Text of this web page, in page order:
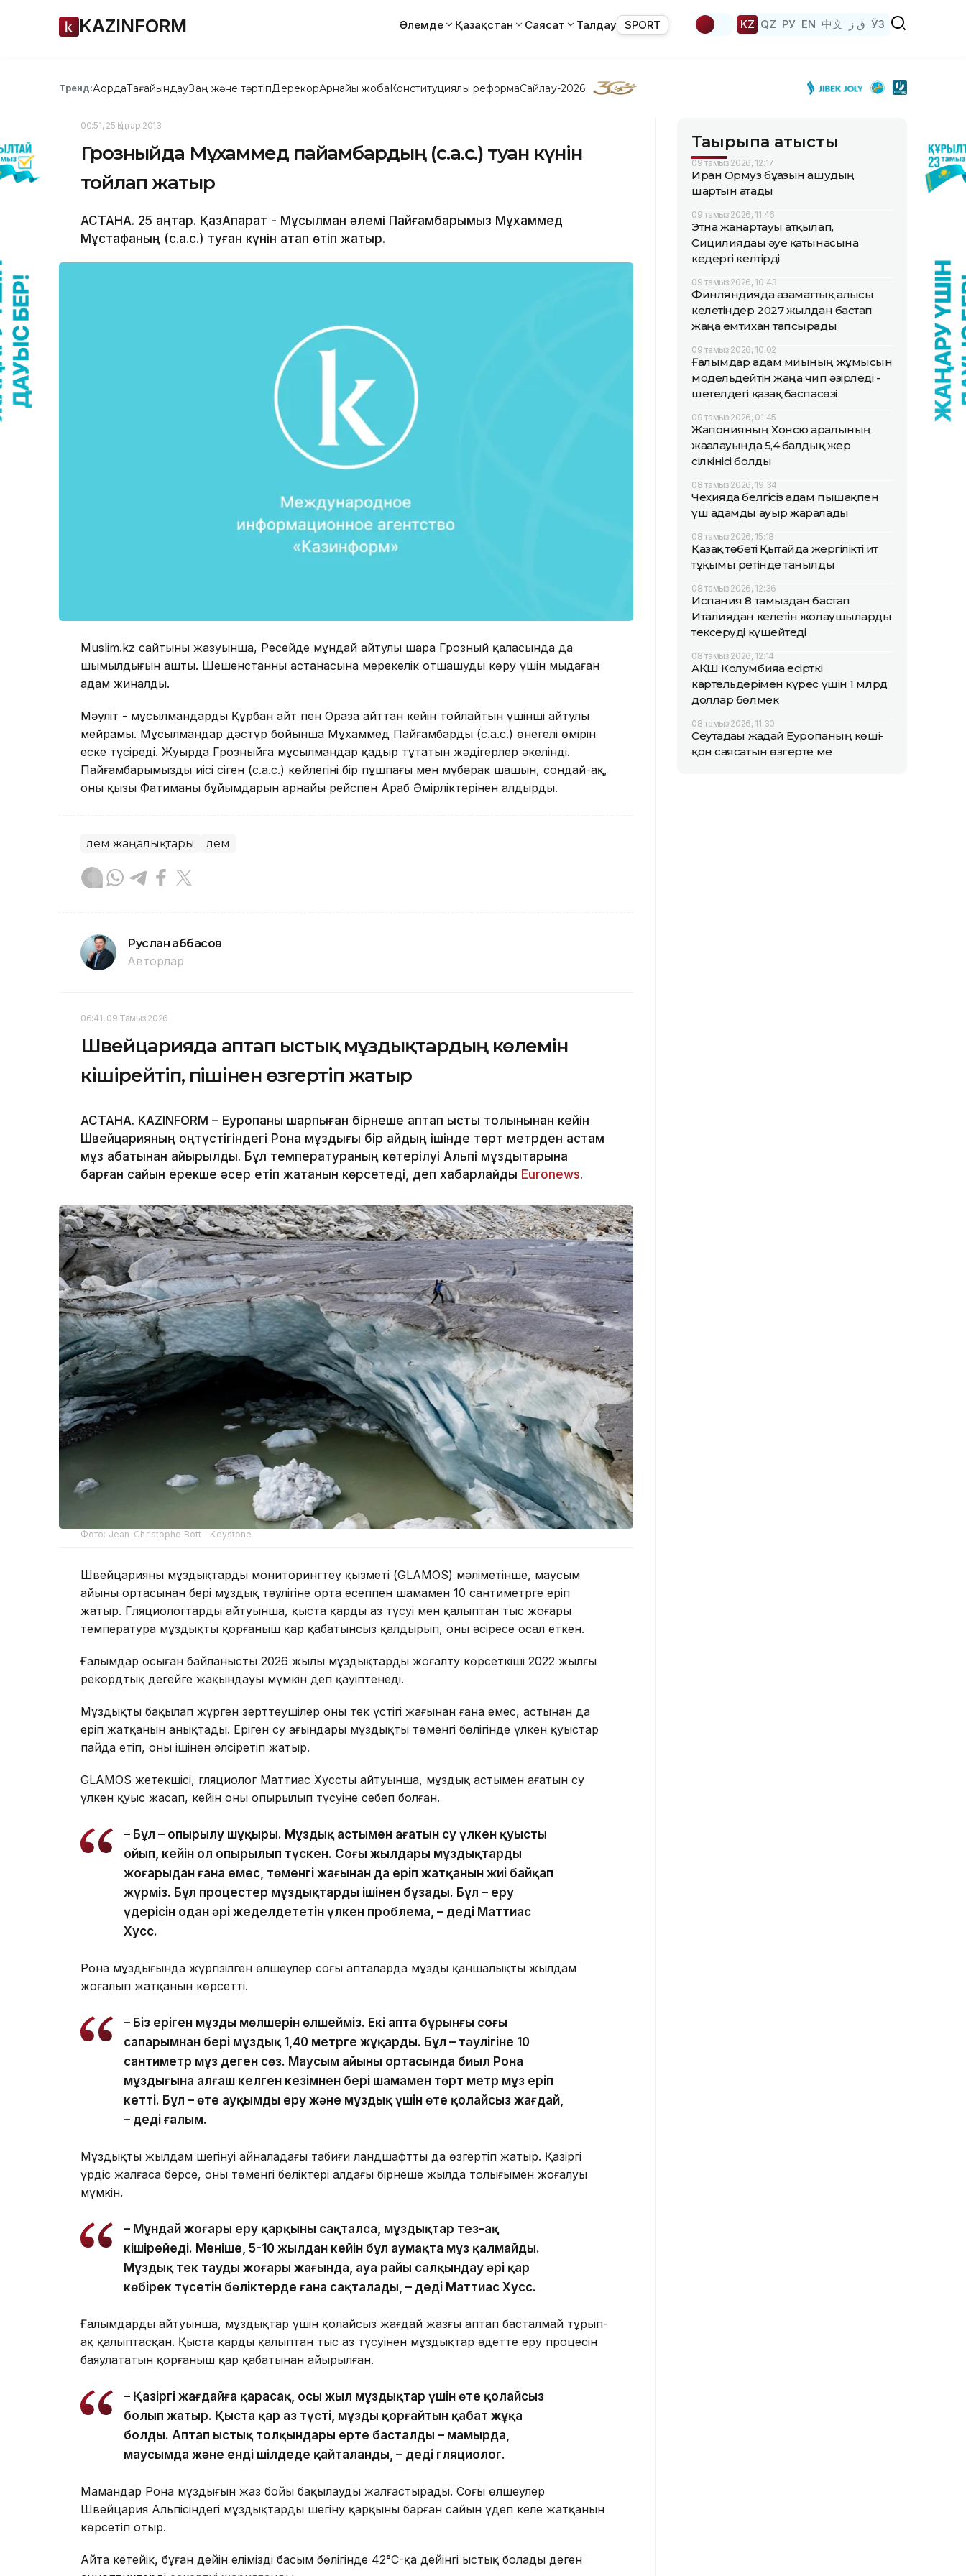
KAZINFORM Әлемде Қазақстан Саясат Талдау SPORT KZ QZ РУ EN 中文 ق ز ЎЗ
Тренд:АқордаТағайындауЗаң және тәртіпДерекқорАрнайы жобаКонституциялық реформаСайлау-2026
00:51, 25 Қаңтар 2013
Грозныйда Мұхаммед пайғамбардың (с.а.с.) туған күнін
тойлап жатыр
АСТАНА. 25 қаңтар. ҚазАқпарат - Мұсылман әлемі Пайғамбарымыз Мұхаммед
Мұстафаның (с.а.с.) туған күнін атап өтіп жатыр.
Мuslim.kz сайтының жазуынша, Ресейде мұндай айтулы шара Грозный қаласында да
шымылдығын ашты. Шешенстанның астанасына мерекелік отшашуды көру үшін мыңдаған
адам жиналды.
Мәуліт - мұсылмандардың Құрбан айт пен Ораза айттан кейін тойлайтын үшінші айтулы
мейрамы. Мұсылмандар дәстүр бойынша Мұхаммед Пайғамбардың (с.а.с.) өнегелі өмірін
еске түсіреді. Жуырда Грозныйға мұсылмандар қадыр тұтатын жәдігерлер әкелінді.
Пайғамбарымыздың иісі сіңген (с.а.с.) көйлегінің бір пұшпағы мен мүбәрак шашын, сондай-ақ,
оның қызы Фатиманың бұйымдарын арнайы рейспен Араб Әмірліктерінен алдырды.
Әлем жаңалықтары Әлем
Руслан Ғаббасов
Авторлар
06:41, 09 Тамыз 2026
Швейцарияда аптап ыстық мұздықтардың көлемін
кішірейтіп, пішінен өзгертіп жатыр
АСТАНА. KAZINFORM – Еуропаны шарпыған бірнеше аптап ыстық толқынынан кейін
Швейцарияның оңтүстігіндегі Рона мұздығы бір айдың ішінде төрт метрден астам
мұз қабатынан айырылды. Бұл температураның көтерілуі Альпі мұздықтарына
барған сайын ерекше әсер етіп жатқанын көрсетеді, деп хабарлайды Еuronews.
Фото: Jean-Christophe Bott - Keystone
Швейцарияның мұздықтарды мониторингтеу қызметі (GLAMOS) мәліметінше, маусым
айының ортасынан бері мұздық тәулігіне орта есеппен шамамен 10 сантиметрге еріп
жатыр. Гляциологтардың айтуынша, қыста қардың аз түсуі мен қалыптан тыс жоғары
температура мұздықты қорғаныш қар қабатынсыз қалдырып, оны әсіресе осал еткен.
Ғалымдар осыған байланысты 2026 жылы мұздықтардың жоғалту көрсеткіші 2022 жылғы
рекордтық деңгейге жақындауы мүмкін деп қауіптенеді.
Мұздықты бақылап жүрген зерттеушілер оның тек үстіңгі жағынан ғана емес, астынан да
еріп жатқанын анықтады. Еріген су ағындары мұздықтың төменгі бөлігінде үлкен қуыстар
пайда етіп, оны ішінен әлсіретіп жатыр.
GLAMOS жетекшісі, гляциолог Маттиас Хусстың айтуынша, мұздық астымен ағатын су
үлкен қуыс жасап, кейін оның опырылып түсуіне себеп болған.
– Бұл – опырылу шұңқыры. Мұздық астымен ағатын су үлкен қуысты
ойып, кейін ол опырылып түскен. Соңғы жылдары мұздықтардың
жоғарыдан ғана емес, төменгі жағынан да еріп жатқанын жиі байқап
жүрміз. Бұл процестер мұздықтарды ішінен бұзады. Бұл – еру
үдерісін одан әрі жеделдететін үлкен проблема, – деді Маттиас
Хусс.
Рона мұздығында жүргізілген өлшеулер соңғы апталарда мұздың қаншалықты жылдам
жоғалып жатқанын көрсетті.
– Біз еріген мұздың мөлшерін өлшейміз. Екі апта бұрынғы соңғы
сапарымнан бері мұздық 1,40 метрге жұқарды. Бұл – тәулігіне 10
сантиметр мұз деген сөз. Маусым айының ортасында биыл Рона
мұздығына алғаш келген кезімнен бері шамамен төрт метр мұз еріп
кетті. Бұл – өте ауқымды еру және мұздық үшін өте қолайсыз жағдай,
– деді ғалым.
Мұздықтың жылдам шегінуі айналадағы табиғи ландшафтты да өзгертіп жатыр. Қазіргі
үрдіс жалғаса берсе, оның төменгі бөліктері алдағы бірнеше жылда толығымен жоғалуы
мүмкін.
– Мұндай жоғары еру қарқыны сақталса, мұздықтар тез-ақ
кішірейеді. Меніңше, 5-10 жылдан кейін бұл аумақта мұз қалмайды.
Мұздық тек таудың жоғары жағында, ауа райы салқындау әрі қар
көбірек түсетін бөліктерде ғана сақталады, – деді Маттиас Хусс.
Ғалымдардың айтуынша, мұздықтар үшін қолайсыз жағдай жазғы аптап басталмай тұрып-
ақ қалыптасқан. Қыста қардың қалыптан тыс аз түсуінен мұздықтар әдетте еру процесін
баяулататын қорғаныш қар қабатынан айырылған.
– Қазіргі жағдайға қарасақ, осы жыл мұздықтар үшін өте қолайсыз
болып жатыр. Қыста қар аз түсті, мұзды қорғайтын қабат жұқа
болды. Аптап ыстық толқындары ерте басталды – мамырда,
маусымда және енді шілдеде қайталанды, – деді гляциолог.
Мамандар Рона мұздығын жаз бойы бақылауды жалғастырады. Соңғы өлшеулер
Швейцария Альпісіндегі мұздықтардың шегіну қарқыны барған сайын үдеп келе жатқанын
көрсетіп отыр.
Айта кетейік, бұған дейін еліміздің басым бөлігінде 42°C-қа дейінгі ыстық болады деген
Тақырыпқа қатысты
09 тамыз 2026, 12:17
Иран Ормуз бұғазын ашудың
шартын атады
09 тамыз 2026, 11:46
Этна жанартауы атқылап,
Сицилиядағы әуе қатынасына
кедергі келтірді
09 тамыз 2026, 10:43
Финляндияда азаматтық алғысы
келетіндер 2027 жылдан бастап
жаңа емтихан тапсырады
09 тамыз 2026, 10:02
Ғалымдар адам миының жұмысын
модельдейтін жаңа чип әзірледі -
шетелдегі қазақ баспасөзі
09 тамыз 2026, 01:45
Жапонияның Хонсю аралының
жағалауында 5,4 балдық жер
сілкінісі болды
08 тамыз 2026, 19:34
Чехияда белгісіз адам пышақпен
үш адамды ауыр жаралады
08 тамыз 2026, 15:18
Қазақ төбеті Қытайда жергілікті ит
тұқымы ретінде танылды
08 тамыз 2026, 12:36
Испания 8 тамыздан бастап
Италиядан келетін жолаушыларды
тексеруді күшейтеді
08 тамыз 2026, 12:14
АҚШ Колумбияға есірткі
картельдерімен күрес үшін 1 млрд
доллар бөлмек
08 тамыз 2026, 11:30
Сеутадағы жағдай Еуропаның көші-
қон саясатын өзгерте ме